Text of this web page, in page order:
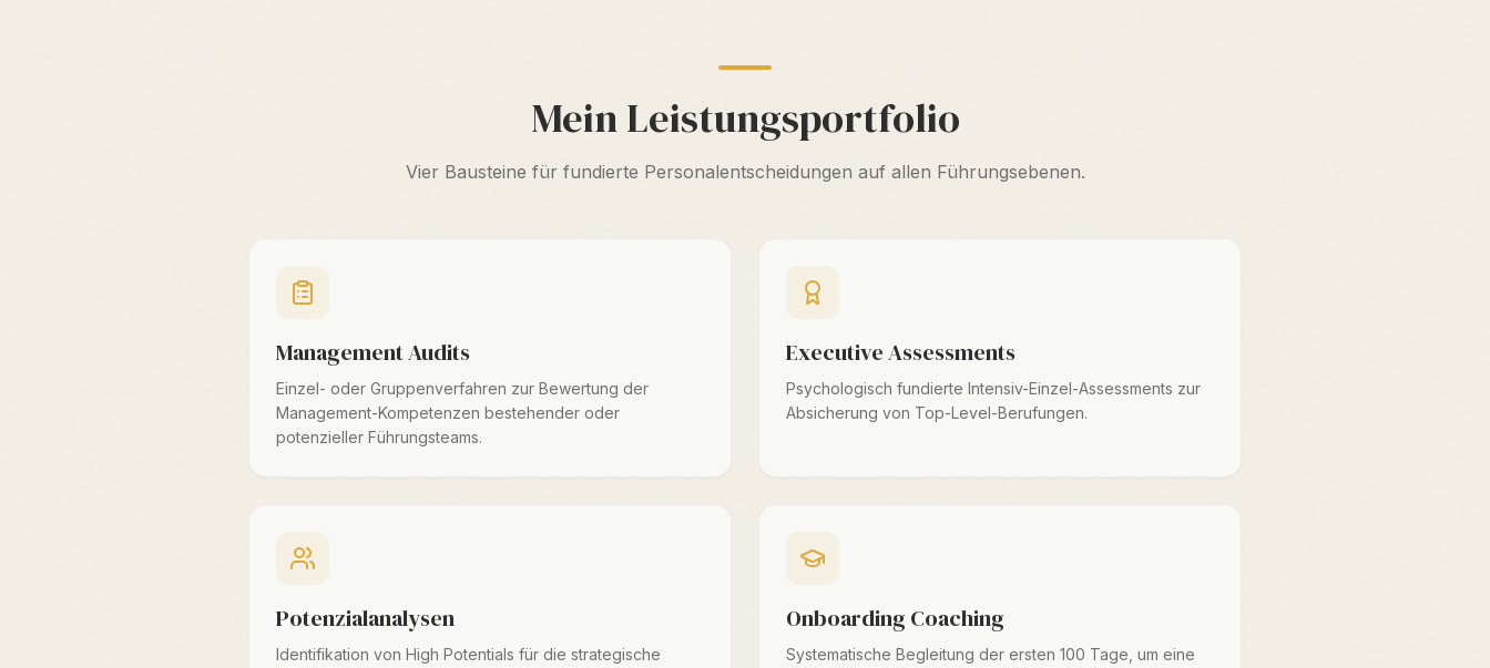
Mein Leistungsportfolio
Vier Bausteine für fundierte Personalentscheidungen auf allen Führungsebenen.
Management Audits
Einzel- oder Gruppenverfahren zur Bewertung der
Management-Kompetenzen bestehender oder
potenzieller Führungsteams.
Executive Assessments
Psychologisch fundierte Intensiv-Einzel-Assessments zur
Absicherung von Top-Level-Berufungen.
Potenzialanalysen
Identifikation von High Potentials für die strategische
Onboarding Coaching
Systematische Begleitung der ersten 100 Tage, um eine